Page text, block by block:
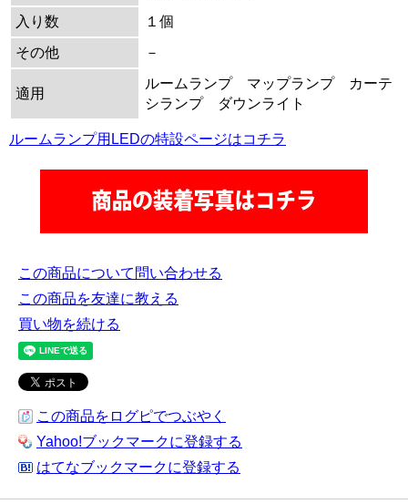
入り数
１個
その他
－
適用
ルームランプ マップランプ カーテ
シランプ ダウンライト
ルームランプ用LEDの特設ページはコチラ
この商品について問い合わせる
この商品を友達に教える
買い物を続ける
この商品をログピでつぶやく
Yahoo!ブックマークに登録する
はてなブックマークに登録する